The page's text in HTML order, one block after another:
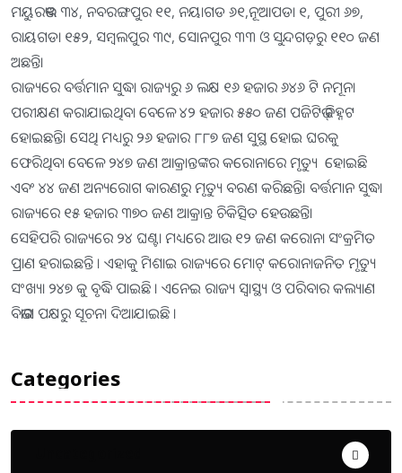
ମୟୁରଭଞ୍ଜ ୩୪, ନବରଙ୍ଗପୁର ୧୧, ନୟାଗଡ ୬୧,ନୂଆପଡା ୧, ପୁରୀ ୬୭,
ରାୟଗଡା ୧୫୨, ସମ୍ବଲପୁର ୩୯, ସୋନପୁର ୩୩ ଓ ସୁନ୍ଦଗଡ଼ରୁ ୧୧୦ ଜଣ
ଅଛନ୍ତି।
ରାଜ୍ୟରେ ବର୍ତ୍ତମାନ ସୁଦ୍ଧା ରାଜ୍ୟରୁ ୬ ଲକ୍ଷ ୧୬ ହଜାର ୬୪୬ ଟି ନମୂନା
ପରୀକ୍ଷଣ କରାଯାଇଥିବା ବେଳେ ୪୨ ହଜାର ୫୫୦ ଜଣ ପଜିଟିଭ୍ ଚିହ୍ନଟ
ହୋଇଛନ୍ତି। ସେଥି ମଧ୍ୟରୁ ୨୬ ହଜାର ୮୮୭ ଜଣ ସୁସ୍ଥ ହୋଇ ଘରକୁ
ଫେରିଥିବା ବେଳେ ୨୪୭ ଜଣ ଆକ୍ରାନ୍ତଙ୍କର କରୋନାରେ ମୃତ୍ୟୁ ହୋଇଛି
ଏବଂ ୪୪ ଜଣ ଅନ୍ୟରୋଗ କାରଣରୁ ମୃତ୍ୟୁ ବରଣ କରିଛନ୍ତି। ବର୍ତ୍ତମାନ ସୁଦ୍ଧା
ରାଜ୍ୟରେ ୧୫ ହଜାର ୩୭୦ ଜଣ ଆକ୍ରାନ୍ତ ଚିକିତ୍ସିତ ହେଉଛନ୍ତି।
ସେହିପରି ରାଜ୍ୟରେ ୨୪ ଘଣ୍ଟା ମଧ୍ୟରେ ଆଉ ୧୨ ଜଣ କରୋନା ସଂକ୍ରମିତ
ପ୍ରାଣ ହରାଇଛନ୍ତି । ଏହାକୁ ମିଶାଇ ରାଜ୍ୟରେ ମୋଟ୍ କରୋନାଜନିତ ମୃତ୍ୟୁ
ସଂଖ୍ୟା ୨୪୭ କୁ ବୃଦ୍ଧି ପାଇଛି । ଏନେଇ ରାଜ୍ୟ ସ୍ବାସ୍ଥ୍ୟ ଓ ପରିବାର କଲ୍ୟାଣ
ବିଭାଗ ପକ୍ଷରୁ ସୂଚନା ଦିଆଯାଇଛି ।
Categories